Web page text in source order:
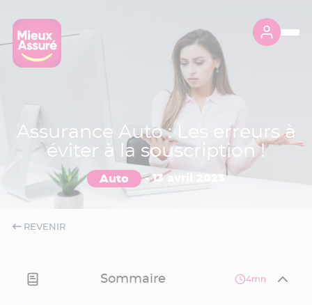
Assurance Auto : Les erreurs à
éviter à la souscription !
Auto -13 avril 2023
REVENIR
Sommaire 4mn